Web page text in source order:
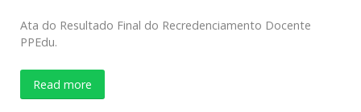
Ata do Resultado Final do Recredenciamento Docente
PPEdu.
Read more